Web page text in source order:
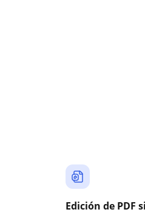
Edición de PDF